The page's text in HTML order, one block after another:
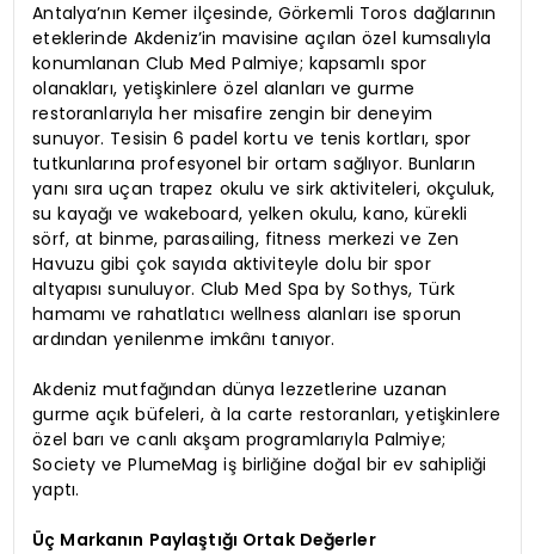
Antalya’nın Kemer ilçesinde, Görkemli Toros dağlarının
eteklerinde Akdeniz’in mavisine açılan özel kumsalıyla
konumlanan Club Med Palmiye; kapsamlı spor
olanakları, yetişkinlere özel alanları ve gurme
restoranlarıyla her misafire zengin bir deneyim
sunuyor. Tesisin 6 padel kortu ve tenis kortları, spor
tutkunlarına profesyonel bir ortam sağlıyor. Bunların
yanı sıra uçan trapez okulu ve sirk aktiviteleri, okçuluk,
su kayağı ve wakeboard, yelken okulu, kano, kürekli
sörf, at binme, parasailing, fitness merkezi ve Zen
Havuzu gibi çok sayıda aktiviteyle dolu bir spor
altyapısı sunuluyor. Club Med Spa by Sothys, Türk
hamamı ve rahatlatıcı wellness alanları ise sporun
ardından yenilenme imkânı tanıyor.
Akdeniz mutfağından dünya lezzetlerine uzanan
gurme açık büfeleri, à la carte restoranları, yetişkinlere
özel barı ve canlı akşam programlarıyla Palmiye;
Society ve PlumeMag iş birliğine doğal bir ev sahipliği
yaptı.
Üç Markanın Paylaştığı Ortak Değerler